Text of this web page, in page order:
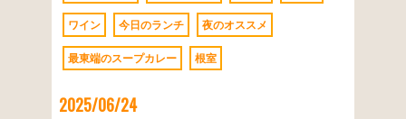
ワイン 今日のランチ 夜のオススメ
最東端のスープカレー 根室
2025/06/24